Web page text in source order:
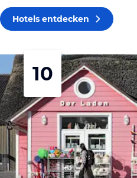
Hotels entdecken
10